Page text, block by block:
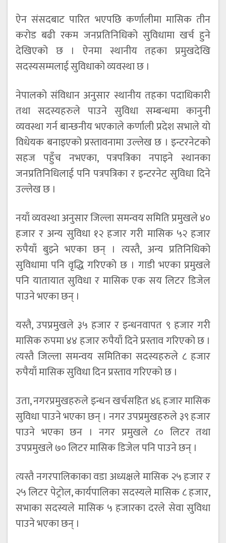
ऐन संसदबाट पारित भएपछि कर्णालीमा मासिक तीन
करोड बढी रकम जनप्रतिनिधिको सुविधामा खर्च हुने
देखिएको छ । ऐनमा स्थानीय तहका प्रमुखदेखि
सदस्यसम्मलाई सुविधाको व्यवस्था छ ।
नेपालको संविधान अनुसार स्थानीय तहका पदाधिकारी
तथा सदस्यहरुले पाउने सुविधा सम्बन्धमा कानुनी
व्यवस्था गर्न बान्छनीय भएकाले कर्णाली प्रदेश सभाले यो
विधेयक बनाइएको प्रस्तावनामा उल्लेख छ । इन्टरनेटको
सहज पहुँच नभएका, पत्रपत्रिका नपाइने स्थानका
जनप्रतिनिधिलाई पनि पत्रपत्रिका र इन्टरनेट सुविधा दिने
उल्लेख छ ।
नयाँ व्यवस्था अनुसार जिल्ला समन्वय समिति प्रमुखले ४०
हजार र अन्य सुविधा १२ हजार गरी मासिक ५२ हजार
रुपैयाँ बुझ्ने भएका छन् । त्यस्तै, अन्य प्रतिनिधिको
सुविधामा पनि वृद्धि गरिएको छ । गाडी भएका प्रमुखले
पनि यातायात सुविधा र मासिक एक सय लिटर डिजेल
पाउने भएका छन् ।
यस्तै, उपप्रमुखले ३५ हजार र इन्धनवापत ९ हजार गरी
मासिक रुपमा ४४ हजार रुपैयाँ दिने प्रस्ताव गरिएको छ ।
त्यस्तै जिल्ला समन्वय समितिका सदस्यहरुले ८ हजार
रुपैयाँ मासिक सुविधा दिन प्रस्ताव गरिएको छ ।
उता, नगरप्रमुखहरुले इन्धन खर्चसहित ४६ हजार मासिक
सुविधा पाउने भएका छन् । नगर उपप्रमुखहरुले ३९ हजार
पाउने भएका छन । नगर प्रमुखले ८० लिटर तथा
उपप्रमुखले ७० लिटर मासिक डिजेल पनि पाउने छन् ।
त्यस्तै नगरपालिकाका वडा अध्यक्षले मासिक २५ हजार र
२५ लिटर पेट्रोल, कार्यपालिका सदस्यले मासिक ८ हजार,
सभाका सदस्यले मासिक ५ हजारका दरले सेवा सुविधा
पाउने भएका छन् ।